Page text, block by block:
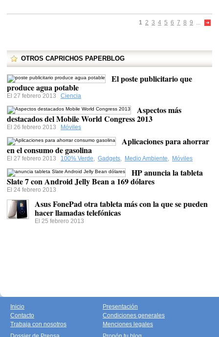
1 2 3 4 5 6 7 8 9 ...
OTROS CAPRICHOS PAPERBLOG
El poste publicitario que
produce agua potable
El 27 febrero 2013 Ciencia
Aspectos más
destacados del Mobile World Congress 2013
El 26 febrero 2013 Móviles
Aplicaciones para ahorrar
en el consumo de gasolina
El 27 febrero 2013 100% Verde, Gadgets, Medio Ambiente, Móviles
HP anuncia la tableta
Slate 7 con Android Jelly Bean a 169 dólares
El 24 febrero 2013
Asus FonePad otra tableta más con la que se pueden
hacer llamadas telefónicas
El 25 febrero 2013
Inicio
Contacto
Trabaja con nosotros
Presentación
Condiciones generales
Menciones legales